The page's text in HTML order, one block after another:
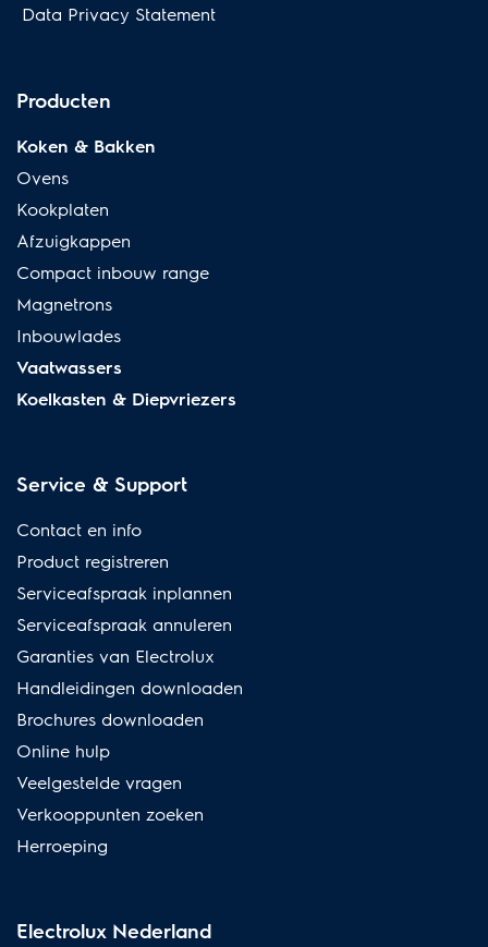
Data Privacy Statement
Producten
Koken & Bakken
Ovens
Kookplaten
Afzuigkappen
Compact inbouw range
Magnetrons
Inbouwlades
Vaatwassers
Koelkasten & Diepvriezers
Service & Support
Contact en info
Product registreren
Serviceafspraak inplannen
Serviceafspraak annuleren
Garanties van Electrolux
Handleidingen downloaden
Brochures downloaden
Online hulp
Veelgestelde vragen
Verkooppunten zoeken
Herroeping
Electrolux Nederland